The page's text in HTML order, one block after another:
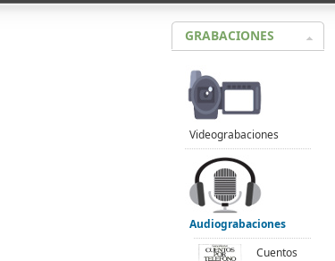
GRABACIONES
Videograbaciones
Audiograbaciones
Cuentos